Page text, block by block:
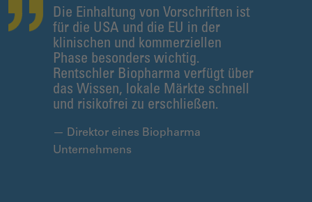
Die Einhaltung von Vorschriften ist
für die USA und die EU in der
klinischen und kommerziellen
Phase besonders wichtig.
Rentschler Biopharma verfügt über
das Wissen, lokale Märkte schnell
und risikofrei zu erschließen.
— Direktor eines Biopharma
Unternehmens